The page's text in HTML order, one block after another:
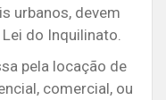
urbanos, devem
do Inquilinato.
pela locação de
comercial, ou